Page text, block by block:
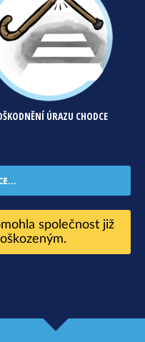
ÚRAZU CHODCE
společnost již